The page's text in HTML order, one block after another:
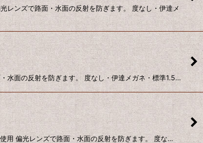
ンズで路面・水面の反射を防ぎます。 度なし・伊達メ
面の反射を防ぎます。 度なし・伊達メガネ・標準1.5…
偏光レンズで路面・水面の反射を防ぎます。 度な…